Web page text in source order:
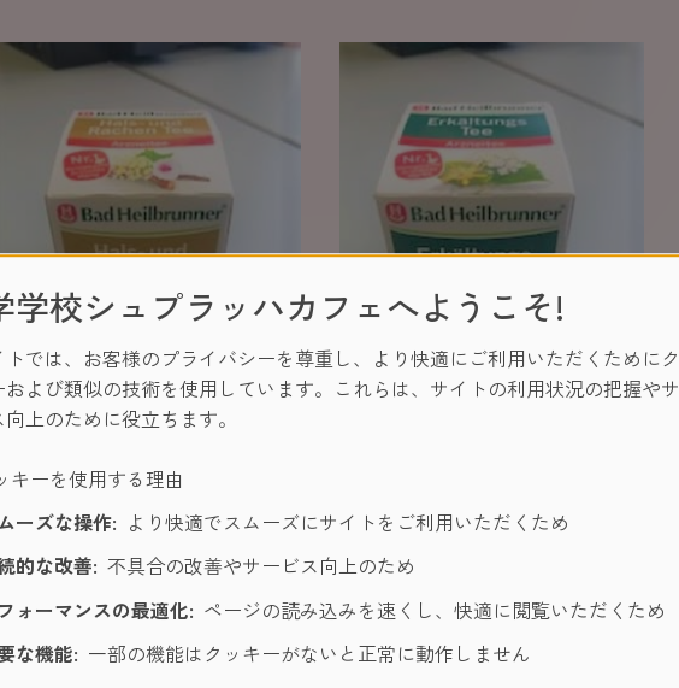
のお茶)
学校シュプラッハカフェへようこそ!
トでは、お客様のプライバシーを尊重し、より快適にご利用いただくためにク
および類似の技術を使用しています。これらは、サイトの利用状況の把握やサ
上のために役立ちます。
キーを使用する理由
ーズな操作: より快適でスムーズにサイトをご利用いただくため
的な改善: 不具合の改善やサービス向上のため
ォーマンスの最適化: ページの読み込みを速くし、快適に閲覧いただくため
な機能: 一部の機能はクッキーがないと正常に動作しません